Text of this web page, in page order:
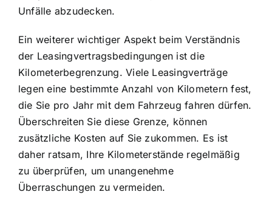
Unfälle abzudecken.
Ein weiterer wichtiger Aspekt beim Verständnis
der Leasingvertragsbedingungen ist die
Kilometerbegrenzung. Viele Leasingverträge
legen eine bestimmte Anzahl von Kilometern fest,
die Sie pro Jahr mit dem Fahrzeug fahren dürfen.
Überschreiten Sie diese Grenze, können
zusätzliche Kosten auf Sie zukommen. Es ist
daher ratsam, Ihre Kilometerstände regelmäßig
zu überprüfen, um unangenehme
Überraschungen zu vermeiden.